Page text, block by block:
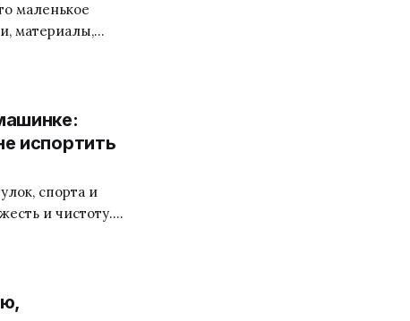
маленькое
материалы,
в архитектуре:
испортить
спорта и
и чистоту.
деформируется